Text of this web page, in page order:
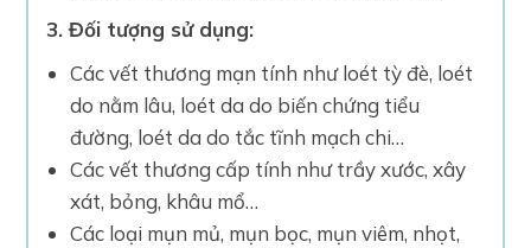
3. Đối tượng sử dụng:
Các vết thương mạn tính như loét tỳ đè, loét
do nằm lâu, loét da do biến chứng tiểu
đường, loét da do tắc tĩnh mạch chi…
Các vết thương cấp tính như trầy xước, xây
xát, bỏng, khâu mổ…
Các loại mụn mủ, mụn bọc, mụn viêm, nhọt,